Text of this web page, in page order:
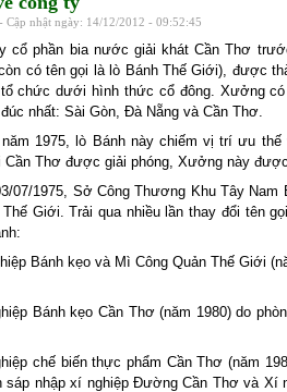
Cập nhật ngày: 14/12/2012 - 09:52:45
cổ phần bia nước giải khát Cần Thơ
có tên gọi là lò Bánh Thế Giới), được
chức dưới hình thức cổ đông. Xưởng
nhất: Sài Gòn, Đà Nẵng và Cần Thơ.
1975, lò Bánh này chiếm vị trí ưu
Cần Thơ được giải phóng, Xưởng này
07/1975, Sở Công Thương Khu Tây
Giới. Trải qua nhiều lần thay đổi tên
Bánh kẹo và Mì Công Quản Thế Giới
Bánh kẹo Cần Thơ (năm 1980) do
chế biến thực phẩm Cần Thơ (năm
sáp nhập xí nghiệp Đường Cần Thơ và Xí